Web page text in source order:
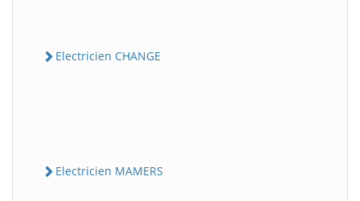
Electricien CHANGE
Electricien MAMERS